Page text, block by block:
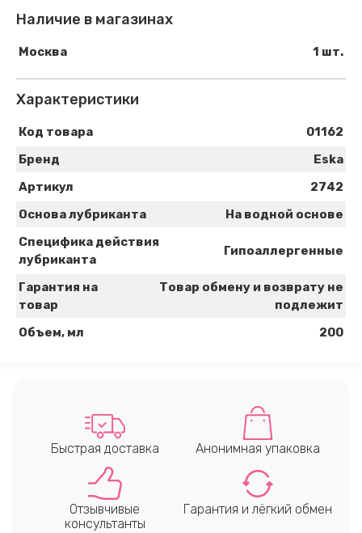
Наличие в магазинах
Москва 1 шт.
Характеристики
Код товара
01162
Бренд
Eska
Артикул
2742
Основа лубриканта
На водной основе
Специфика действия
лубриканта
Гипоаллергенные
Гарантия на
товар
Товар обмену и возврату не
подлежит
Объем, мл
200
Быстрая доставка Анонимная упаковка
Отзывчивые
консультанты
Гарантия и лёгкий обмен